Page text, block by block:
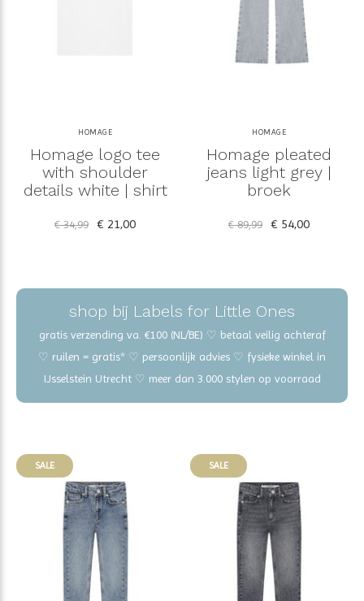
HOMAGE
Homage logo tee
with shoulder
details white | shirt
€ 34,99 € 21,00
HOMAGE
Homage pleated
jeans light grey |
broek
€ 89,99 € 54,00
shop bij Labels for Little Ones
gratis verzending va. €100 (NL/BE) ♡ betaal veilig achteraf
♡ ruilen = gratis* ♡ persoonlijk advies ♡ fysieke winkel in
IJsselstein Utrecht ♡ meer dan 3.000 stylen op voorraad
SALE SALE